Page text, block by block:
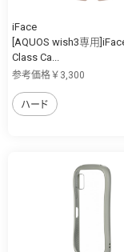
iFace
[AQUOS wish3専用
Class Ca...
参考価格￥3,300
ハード